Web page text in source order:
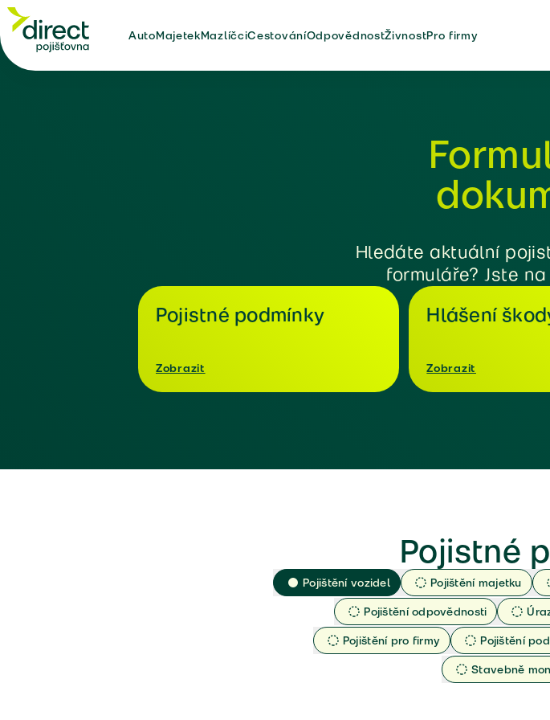
AutoMajetekMazlíčciCestováníOdpovědnostŽivnostPro firmy
Hledáte aktuální
formuláře? Jste
Pojistné podmínky
Zobrazit
Hlášení
Zobrazit
Pojistné
Pojištění vozidel Pojištění majetku
Pojištění odpovědnosti
Pojištění pro firmy
Pojištění
Stavebně